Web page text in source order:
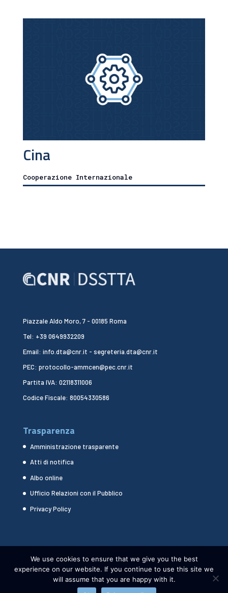
Cina
Cooperazione Internazionale
Piazzale Aldo Moro, 7 - 00185 Roma
Tel: +39 0649932209
Email: info.dta@cnr.it - segreteria.dta@cnr.it
PEC: protocollo-ammcen@pec.cnr.it
Partita IVA: 02118311006
Codice Fiscale: 80054330586
Trasparenza
Amministrazione trasparente
Atti di notifica
Albo online
Ufficio Relazioni con il Pubblico
Privacy Policy
We use cookies to ensure that we give you the best
experience on our website. If you continue to use this site we
will assume that you are happy with it.